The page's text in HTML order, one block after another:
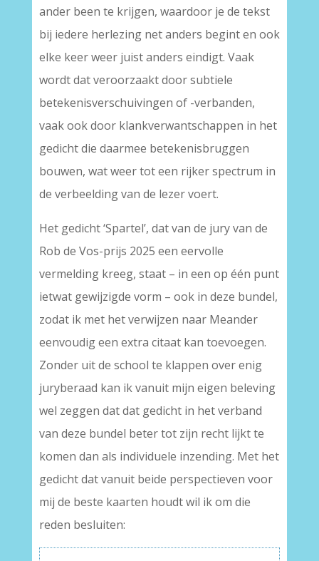
ander been te krijgen, waardoor je de tekst
bij iedere herlezing net anders begint en ook
elke keer weer juist anders eindigt. Vaak
wordt dat veroorzaakt door subtiele
betekenisverschuivingen of -verbanden,
vaak ook door klankverwantschappen in het
gedicht die daarmee betekenisbruggen
bouwen, wat weer tot een rijker spectrum in
de verbeelding van de lezer voert.
Het gedicht ‘Spartel’, dat van de jury van de
Rob de Vos-prijs 2025 een eervolle
vermelding kreeg, staat – in een op één punt
ietwat gewijzigde vorm – ook in deze bundel,
zodat ik met het verwijzen naar Meander
eenvoudig een extra citaat kan toevoegen.
Zonder uit de school te klappen over enig
juryberaad kan ik vanuit mijn eigen beleving
wel zeggen dat dat gedicht in het verband
van deze bundel beter tot zijn recht lijkt te
komen dan als individuele inzending. Met het
gedicht dat vanuit beide perspectieven voor
mij de beste kaarten houdt wil ik om die
reden besluiten: